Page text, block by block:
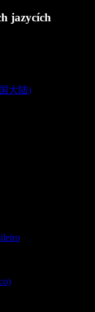
jazycích
大陆)